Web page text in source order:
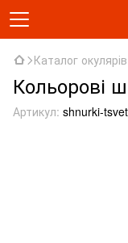
Каталог окулярів
Кольорові
Артикул: shnurki-